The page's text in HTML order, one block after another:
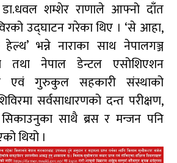
शम्शेर राणाले आफ्नो दाँत
उद्घाटन गरेका थिए । ‘से आहा,
भन्ने नाराका साथ नेपालगञ्ज
तथा नेपाल डेन्टल एसोशिएशन
एवं गुरुकुल सहकारी संस्थाको
सर्वसाधारणको दन्त परीक्षण,
साथै ब्रस र मन्जन पनि
थियो ।